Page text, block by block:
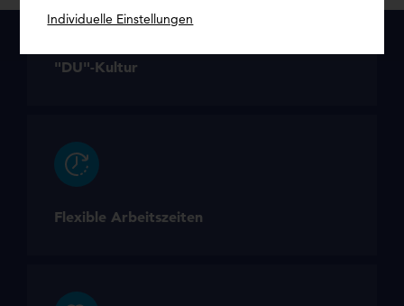
"DU"-Kultur
Flexible Arbeitszeiten
Individuelle Einstellungen